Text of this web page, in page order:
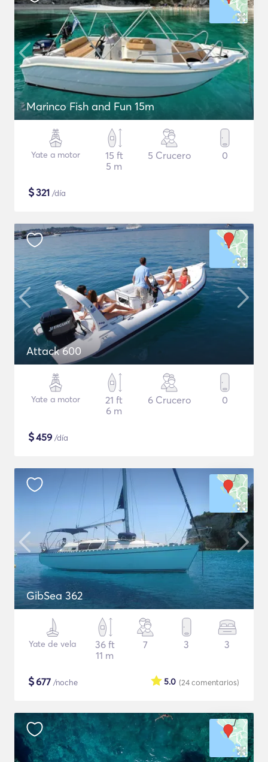
Marinco Fish and Fun 15m
Yate a motor
15 ft
5 m
5 Crucero 0
$321 /día
Attack 600
Yate a motor
21 ft
6 m
6 Crucero 0
$459 /día
GibSea 362
Yate de vela
36 ft
11 m
7 3 3
$677 /noche (24comentarios)
5.0